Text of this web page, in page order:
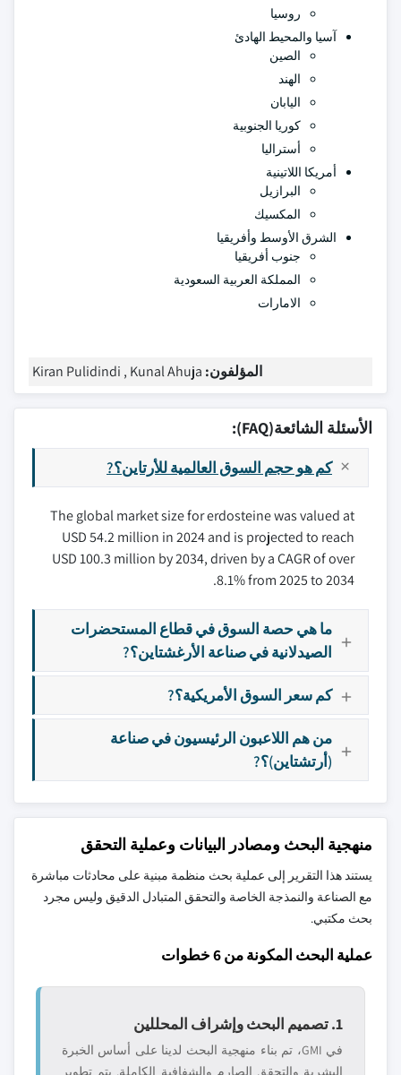
روسيا
آسيا والمحيط الهادئ
الصين
الهند
اليابان
كوريا الجنوبية
أستراليا
أمريكا اللاتينية
البرازيل
المكسيك
الشرق الأوسط وأفريقيا
جنوب أفريقيا
المملكة العربية السعودية
الامارات
المؤلفون: Kiran Pulidindi , Kunal Ahuja
الأسئلة الشائعة(FAQ):
كم هو حجم السوق العالمية للأرتاين؟?
The global market size for erdosteine was valued at
USD 54.2 million in 2024 and is projected to reach
USD 100.3 million by 2034, driven by a CAGR of over
8.1% from 2025 to 2034.
ما هي حصة السوق في قطاع المستحضرات
الصيدلانية في صناعة الأرغشتاين؟?
كم سعر السوق الأمريكية؟?
من هم اللاعبون الرئيسيون في صناعة
(أرتشتاين)؟?
منهجية البحث ومصادر البيانات وعملية التحقق
يستند هذا التقرير إلى عملية بحث منظمة مبنية على محادثات مباشرة
مع الصناعة والنمذجة الخاصة والتحقق المتبادل الدقيق وليس مجرد
بحث مكتبي.
عملية البحث المكونة من 6 خطوات
1. تصميم البحث وإشراف المحللين
في GMI، تم بناء منهجية البحث لدينا على أساس الخبرة
البشرية والتحقق الصارم والشفافية الكاملة. يتم تطوير